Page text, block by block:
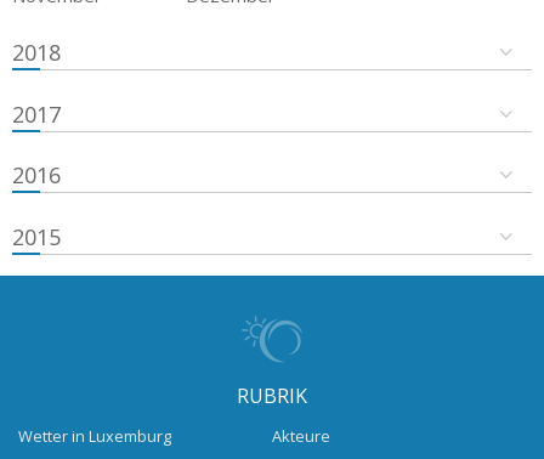
2018
2017
2016
2015
RUBRIK
Wetter in Luxemburg
Akteure